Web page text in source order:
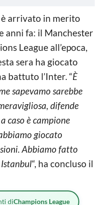
arrivato in merito
anni fa: il Manchester
League all’epoca,
sera ha giocato
battuto l’Inter. “È
sapevamo sarebbe
difende
caso è campione
giocato
Abbiamo fatto
“, ha concluso il
diChampions League